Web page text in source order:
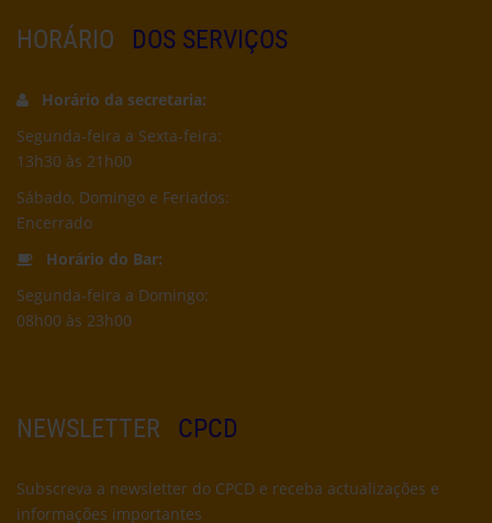
HORÁRIO DOS SERVIÇOS
Horário da secretaria:
Segunda-feira a Sexta-feira:
13h30 às 21h00
Sábado, Domingo e Feriados:
Encerrado
Horário do Bar:
Segunda-feira a Domingo:
08h00 às 23h00
NEWSLETTER CPCD
Subscreva a newsletter do CPCD e receba actualizações e
informações importantes